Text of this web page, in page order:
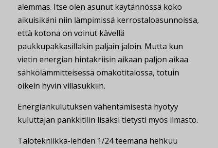
alemmas. Itse olen asunut käytännössä koko
aikuisikäni niin lämpimissä kerrostaloasunnoissa,
että kotona on voinut kävellä
paukkupakkasillakin paljain jaloin. Mutta kun
vietin energian hintakriisin aikaan paljon aikaa
sähkölämmitteisessä omakotitalossa, totuin
oikein hyvin villasukkiin.
Energiankulutuksen vähentämisestä hyötyy
kuluttajan pankkitilin lisäksi tietysti myös ilmasto.
Talotekniikka-lehden 1/24 teemana hehkuu